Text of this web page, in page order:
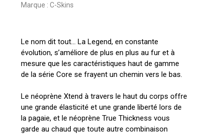
Marque : C-Skins
Le nom dit tout… La Legend, en constante
évolution, s’améliore de plus en plus au fur et à
mesure que les caractéristiques haut de gamme
de la série Core se frayent un chemin vers le bas.
Le néoprène Xtend à travers le haut du corps offre
une grande élasticité et une grande liberté lors de
la pagaie, et le néoprène True Thickness vous
garde au chaud que toute autre combinaison